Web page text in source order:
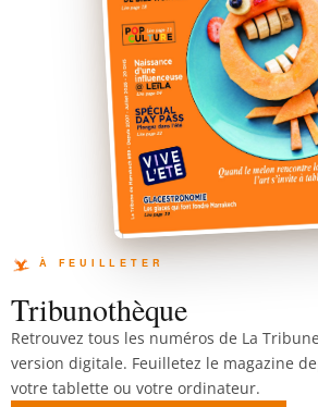
Tribunothèque
Retrouvez tous les numéros de La
version digitale. Feuilletez le magazine
votre tablette ou votre ordinateur.